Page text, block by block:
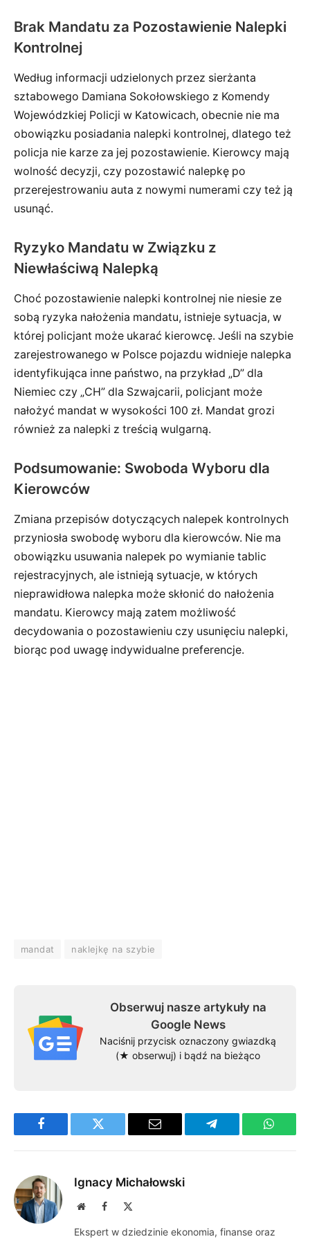
Brak Mandatu za Pozostawienie Nalepki
Kontrolnej
Według informacji udzielonych przez sierżanta
sztabowego Damiana Sokołowskiego z Komendy
Wojewódzkiej Policji w Katowicach, obecnie nie ma
obowiązku posiadania nalepki kontrolnej, dlatego też
policja nie karze za jej pozostawienie. Kierowcy mają
wolność decyzji, czy pozostawić nalepkę po
przerejestrowaniu auta z nowymi numerami czy też ją
usunąć.
Ryzyko Mandatu w Związku z
Niewłaściwą Nalepką
Choć pozostawienie nalepki kontrolnej nie niesie ze
sobą ryzyka nałożenia mandatu, istnieje sytuacja, w
której policjant może ukarać kierowcę. Jeśli na szybie
zarejestrowanego w Polsce pojazdu widnieje nalepka
identyfikująca inne państwo, na przykład „D” dla
Niemiec czy „CH” dla Szwajcarii, policjant może
nałożyć mandat w wysokości 100 zł. Mandat grozi
również za nalepki z treścią wulgarną.
Podsumowanie: Swoboda Wyboru dla
Kierowców
Zmiana przepisów dotyczących nalepek kontrolnych
przyniosła swobodę wyboru dla kierowców. Nie ma
obowiązku usuwania nalepek po wymianie tablic
rejestracyjnych, ale istnieją sytuacje, w których
nieprawidłowa nalepka może skłonić do nałożenia
mandatu. Kierowcy mają zatem możliwość
decydowania o pozostawieniu czy usunięciu nalepki,
biorąc pod uwagę indywidualne preferencje.
mandat naklejkę na szybie
Obserwuj nasze artykuły na
Google News
Naciśnij przycisk oznaczony gwiazdką
(★ obserwuj) i bądź na bieżąco
Facebook Twitter Email Telegram
Ignacy Michałowski
WebsiteFacebook
Ekspert w dziedzinie ekonomia, finanse oraz